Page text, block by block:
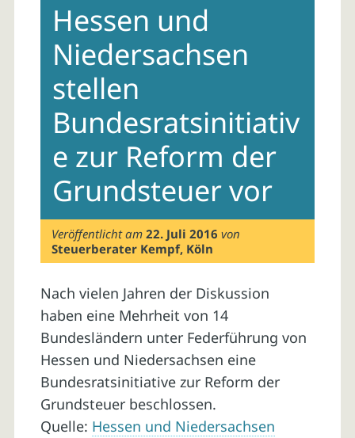
contentHessen und
Niedersachsen
stellen
Bundesratsinitiativ
e zur Reform der
Grundsteuer vor
Veröffentlicht am22. Juli 2016 von
Steuerberater Kempf, Köln
Nach vielen Jahren der Diskussion
haben eine Mehrheit von 14
Bundesländern unter Federführung von
Hessen und Niedersachsen eine
Bundesratsinitiative zur Reform der
Grundsteuer beschlossen.
Quelle: Hessen und Niedersachsen